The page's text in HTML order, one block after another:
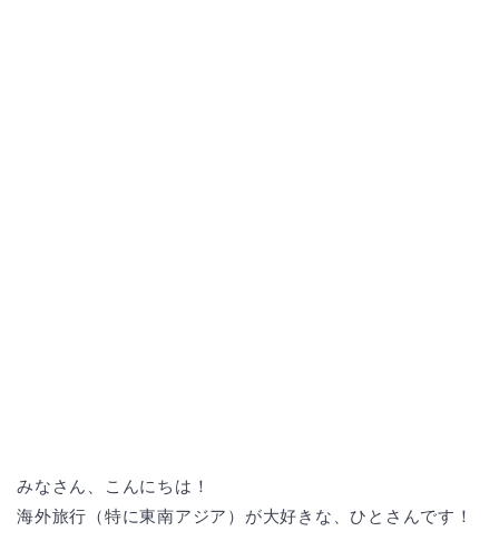
みなさん、こんにちは！
海外旅行（特に東南アジア）が大好きな、ひとさんです！